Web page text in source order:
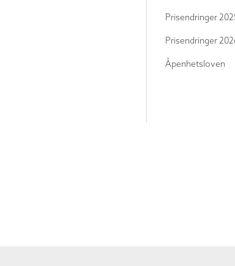
Prisendringer
Prisendringer
Åpenhetsloven